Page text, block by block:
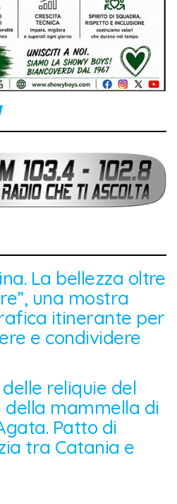
La bellezza oltre
una mostra
itinerante per
e condividere
reliquie del
della mammella di
Patto di
tra Catania e